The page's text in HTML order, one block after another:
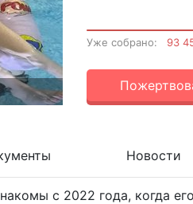
Уже собрано: 93
Новости
с 2022 года, когда